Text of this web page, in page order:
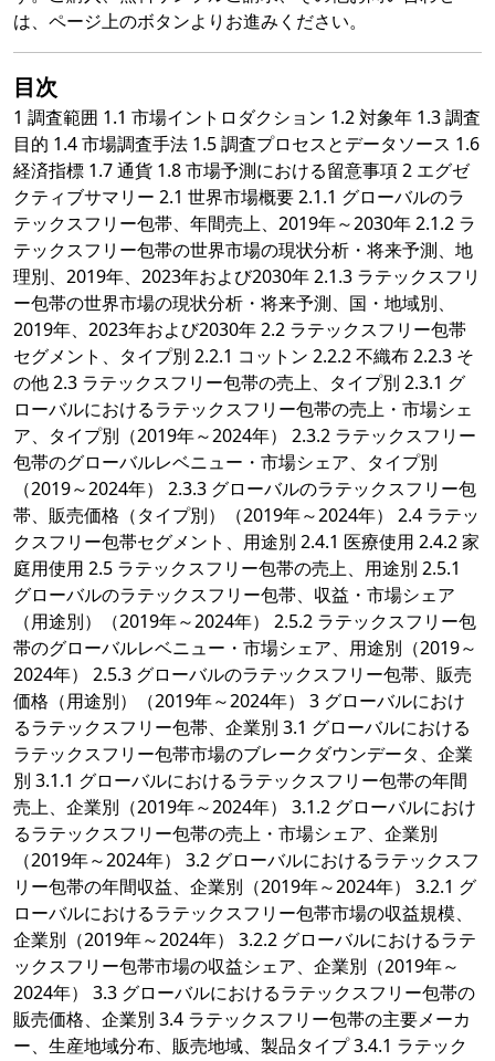
は、ページ上のボタンよりお進みください。
目次
1 調査範囲 1.1 市場イントロダクション 1.2 対象年 1.3 調査
目的 1.4 市場調査手法 1.5 調査プロセスとデータソース 1.6
経済指標 1.7 通貨 1.8 市場予測における留意事項 2 エグゼ
クティブサマリー 2.1 世界市場概要 2.1.1 グローバルのラ
テックスフリー包帯、年間売上、2019年～2030年 2.1.2 ラ
テックスフリー包帯の世界市場の現状分析・将来予測、地
理別、2019年、2023年および2030年 2.1.3 ラテックスフリ
ー包帯の世界市場の現状分析・将来予測、国・地域別、
2019年、2023年および2030年 2.2 ラテックスフリー包帯
セグメント、タイプ別 2.2.1 コットン 2.2.2 不織布 2.2.3 そ
の他 2.3 ラテックスフリー包帯の売上、タイプ別 2.3.1 グ
ローバルにおけるラテックスフリー包帯の売上・市場シェ
ア、タイプ別（2019年～2024年） 2.3.2 ラテックスフリー
包帯のグローバルレベニュー・市場シェア、タイプ別
（2019～2024年） 2.3.3 グローバルのラテックスフリー包
帯、販売価格（タイプ別）（2019年～2024年） 2.4 ラテッ
クスフリー包帯セグメント、用途別 2.4.1 医療使用 2.4.2 家
庭用使用 2.5 ラテックスフリー包帯の売上、用途別 2.5.1
グローバルのラテックスフリー包帯、収益・市場シェア
（用途別）（2019年～2024年） 2.5.2 ラテックスフリー包
帯のグローバルレベニュー・市場シェア、用途別（2019～
2024年） 2.5.3 グローバルのラテックスフリー包帯、販売
価格（用途別）（2019年～2024年） 3 グローバルにおけ
るラテックスフリー包帯、企業別 3.1 グローバルにおける
ラテックスフリー包帯市場のブレークダウンデータ、企業
別 3.1.1 グローバルにおけるラテックスフリー包帯の年間
売上、企業別（2019年～2024年） 3.1.2 グローバルにおけ
るラテックスフリー包帯の売上・市場シェア、企業別
（2019年～2024年） 3.2 グローバルにおけるラテックスフ
リー包帯の年間収益、企業別（2019年～2024年） 3.2.1 グ
ローバルにおけるラテックスフリー包帯市場の収益規模、
企業別（2019年～2024年） 3.2.2 グローバルにおけるラテ
ックスフリー包帯市場の収益シェア、企業別（2019年～
2024年） 3.3 グローバルにおけるラテックスフリー包帯の
販売価格、企業別 3.4 ラテックスフリー包帯の主要メーカ
ー、生産地域分布、販売地域、製品タイプ 3.4.1 ラテック